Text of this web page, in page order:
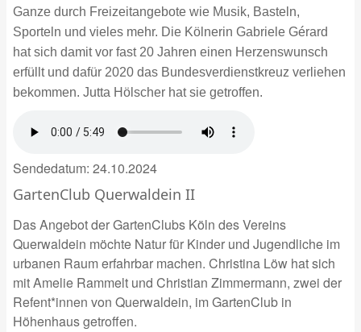
Ganze durch Freizeitangebote wie Musik, Basteln,
Sporteln und vieles mehr. Die Kölnerin Gabriele Gérard
hat sich damit vor fast 20 Jahren einen Herzenswunsch
erfüllt und dafür 2020 das Bundesverdienstkreuz verliehen
bekommen. Jutta Hölscher hat sie getroffen.
Sendedatum: 24.10.2024
GartenClub Querwaldein II
Das Angebot der GartenClubs Köln des Vereins
Querwaldein möchte Natur für Kinder und Jugendliche im
urbanen Raum erfahrbar machen. Christina Löw hat sich
mit Amelie Rammelt und Christian Zimmermann, zwei der
Refent*innen von Querwaldein, im GartenClub in
Höhenhaus getroffen.